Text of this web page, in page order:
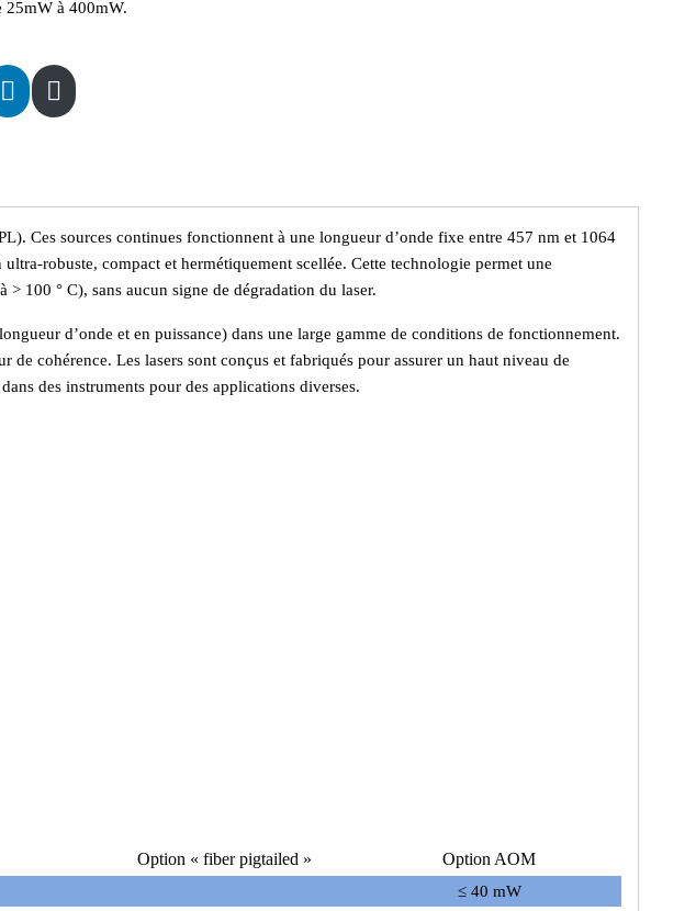
25mW à 400mW.
Ces sources continues fonctionnent à une longueur d’onde fixe entre 457 nm et 1064
robuste, compact et hermétiquement scellée. Cette technologie permet une
100 ° C), sans aucun signe de dégradation du laser.
d’onde et en puissance) dans une large gamme de conditions de fonctionnement.
de cohérence. Les lasers sont conçus et fabriqués pour assurer un haut niveau de
des instruments pour des applications diverses.
Option « fiber pigtailed » Option AOM
≤ 40 mW